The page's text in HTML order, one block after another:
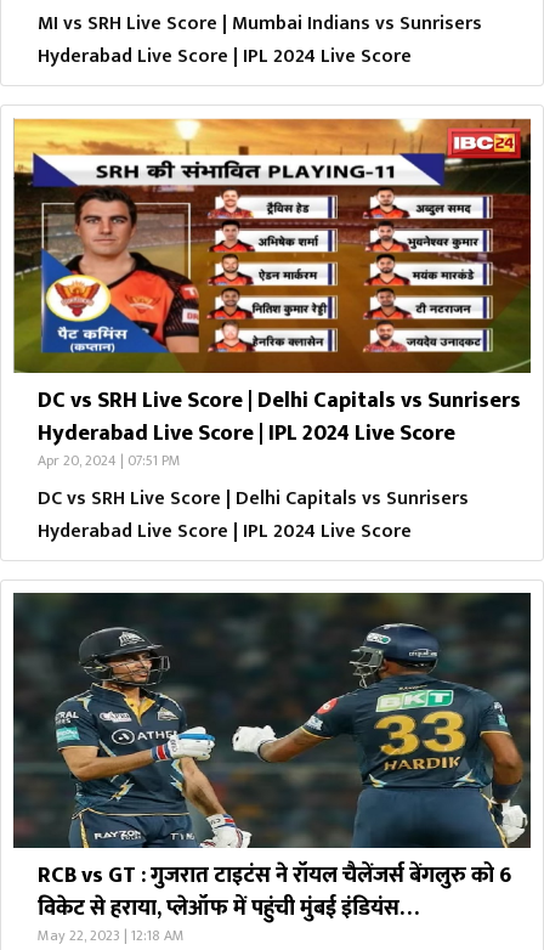
MI vs SRH Live Score | Mumbai Indians vs Sunrisers
Hyderabad Live Score | IPL 2024 Live Score
DC vs SRH Live Score | Delhi Capitals vs Sunrisers
Hyderabad Live Score | IPL 2024 Live Score
Apr 20, 2024 | 07:51 PM
DC vs SRH Live Score | Delhi Capitals vs Sunrisers
Hyderabad Live Score | IPL 2024 Live Score
RCB vs GT : गुजरात टाइटंस ने रॉयल चैलेंजर्स बेंगलुरु को 6
विकेट से हराया, प्लेऑफ में पहुंची मुंबई इंडियंस…
May 22, 2023 | 12:18 AM